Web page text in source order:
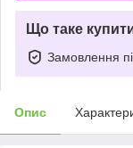
Що таке
Замовлення
Опис